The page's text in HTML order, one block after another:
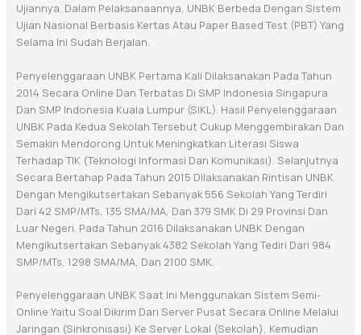
Ujiannya. Dalam Pelaksanaannya, UNBK Berbeda Dengan Sistem
Ujian Nasional Berbasis Kertas Atau Paper Based Test (PBT) Yang
Selama Ini Sudah Berjalan.
Penyelenggaraan UNBK Pertama Kali Dilaksanakan Pada Tahun
2014 Secara Online Dan Terbatas Di SMP Indonesia Singapura
Dan SMP Indonesia Kuala Lumpur (SIKL). Hasil Penyelenggaraan
UNBK Pada Kedua Sekolah Tersebut Cukup Menggembirakan Dan
Semakin Mendorong Untuk Meningkatkan Literasi Siswa
Terhadap TIK (Teknologi Informasi Dan Komunikasi). Selanjutnya
Secara Bertahap Pada Tahun 2015 Dilaksanakan Rintisan UNBK
Dengan Mengikutsertakan Sebanyak 556 Sekolah Yang Terdiri
Dari 42 SMP/MTs, 135 SMA/MA, Dan 379 SMK Di 29 Provinsi Dan
Luar Negeri. Pada Tahun 2016 Dilaksanakan UNBK Dengan
Mengikutsertakan Sebanyak 4382 Sekolah Yang Tediri Dari 984
SMP/MTs, 1298 SMA/MA, Dan 2100 SMK.
Penyelenggaraan UNBK Saat Ini Menggunakan Sistem Semi-
Online Yaitu Soal Dikirim Dari Server Pusat Secara Online Melalui
Jaringan (sinkronisasi) Ke Server Lokal (sekolah), Kemudian